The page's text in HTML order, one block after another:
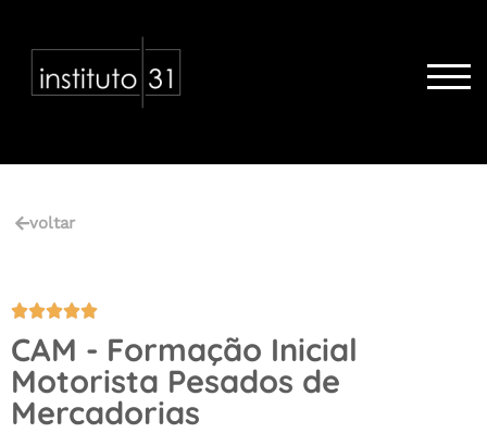
voltar

CAM - Formação Inicial
Motorista Pesados de
Mercadorias